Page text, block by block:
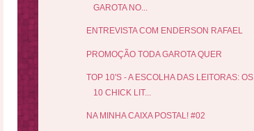
GAROTA NO...
ENTREVISTA COM ENDERSON RAFAEL
PROMOÇÃO TODA GAROTA QUER
TOP 10'S - A ESCOLHA DAS LEITORAS: OS
10 CHICK LIT...
NA MINHA CAIXA POSTAL! #02